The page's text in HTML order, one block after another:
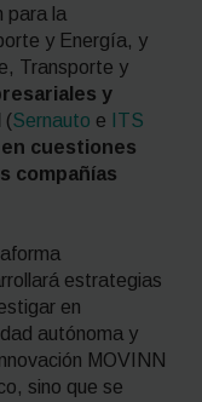
para la
y Energía, y
Transporte y
y
(Sernauto e
ITS
cuestiones
compañías
estrategias
en
autónoma y
MOVINN
sino que se